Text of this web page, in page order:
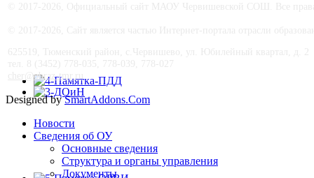
cher@obraz-tmr.ru
Designed bySmartAddons.Com
Новости
Сведения об ОУ
Основные сведения
Структура и органы управления
Документы